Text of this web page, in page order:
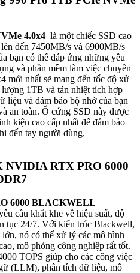
4.0x4 là một chiếc SSD cao
đến 7450MB/s và 6900MB/s
bạn có thể đáp ứng những yêu
và phần mềm làm việc chuyên
mới nhất sẽ mang đến tốc độ xử
1TB và tản nhiệt tích hợp
liệu và đảm bảo bộ nhớ của bạn
an toàn. Ổ cứng SSD này được
kiện cao cấp nhất để đảm bảo
đến tay người dùng.
RTX PRO 6000
6000 BLACKWELL
cầu khắt khe về hiệu suất, độ
tục 24/7. Với kiến trúc Blackwell,
nó có thể xử lý các mô hình
mô phỏng công nghiệp rất tốt.
TOPS giúp cho các công việc
(LLM), phân tích dữ liệu, mô